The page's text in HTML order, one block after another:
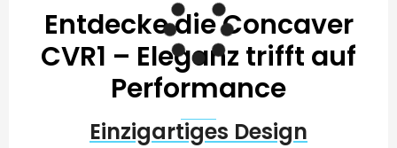
Entdecke die Concaver
CVR1 – Eleganz trifft auf
Performance
Einzigartiges Design